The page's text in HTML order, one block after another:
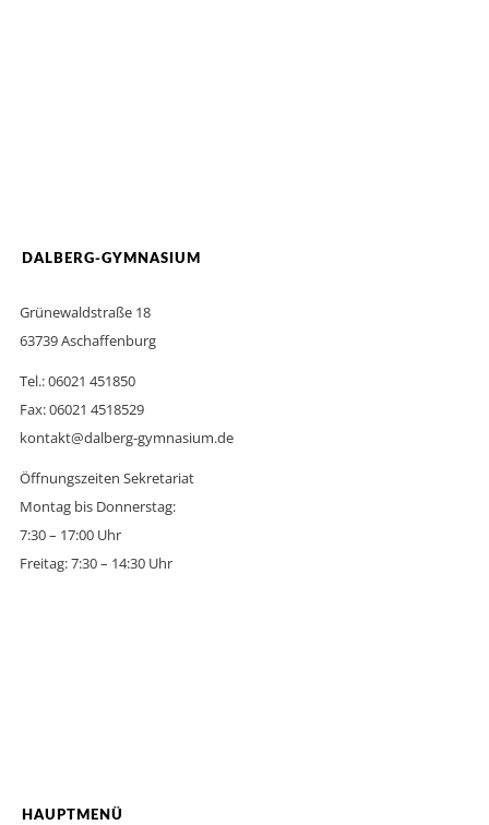
DALBERG-GYMNASIUM
Grünewaldstraße 18
63739 Aschaffenburg
Tel.: 06021 451850
Fax: 06021 4518529
kontakt@dalberg-gymnasium.de
Öffnungszeiten Sekretariat
Montag bis Donnerstag:
7:30 – 17:00 Uhr
Freitag: 7:30 – 14:30 Uhr
HAUPTMENÜ